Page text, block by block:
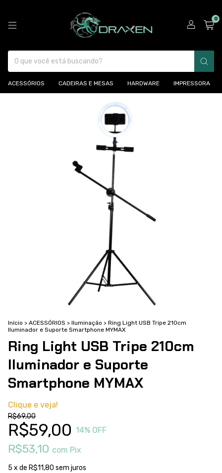
0
ACESSÓRIOS CADEIRAS E MESAS HARDWARE IMPRESSORA
Início > ACESSÓRIOS > Iluminação > Ring Light USB Tripe 210cm
Iluminador e Suporte Smartphone MYMAX
Ring Light USB Tripe 210cm
Iluminador e Suporte
Smartphone MYMAX
Clique e veja!
R$69,00
R$59,00 14% OFF
R$53,10 com Pix
5 x de R$11,80 sem juros